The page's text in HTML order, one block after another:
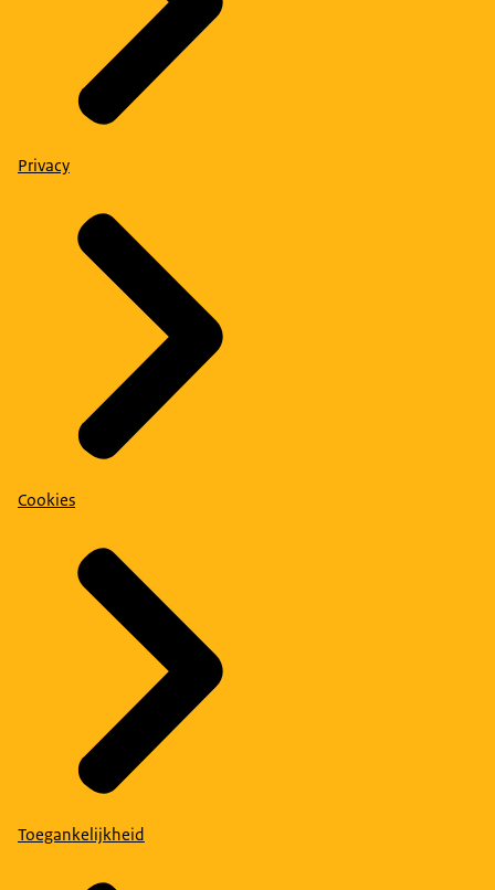
Privacy
Cookies
Toegankelijkheid